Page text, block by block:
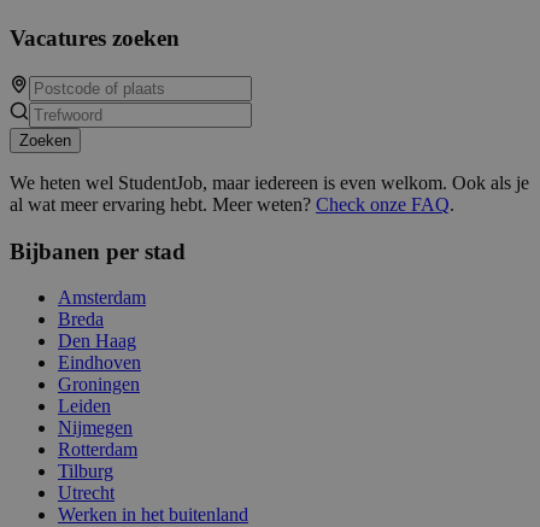
Vacatures zoeken
Zoeken
We heten wel StudentJob, maar iedereen is even welkom. Ook als je
al wat meer ervaring hebt. Meer weten? Check onze FAQ.
Bijbanen per stad
Amsterdam
Breda
Den Haag
Eindhoven
Groningen
Leiden
Nijmegen
Rotterdam
Tilburg
Utrecht
Werken in het buitenland